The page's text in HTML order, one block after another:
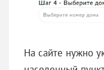
На сайте нужно